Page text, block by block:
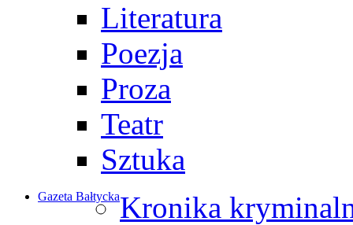
Literatura
Poezja
Proza
Teatr
Sztuka
Gazeta BałtyckaKronika